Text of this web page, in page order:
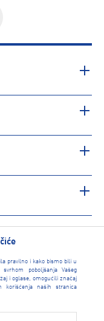
pravilno i kako bismo bili u
poboljšanja Vašeg
i oglase, omogućili značaj
korišćenja naših stranica